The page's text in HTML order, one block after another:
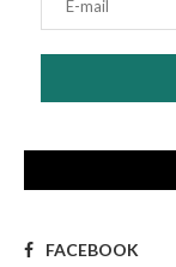
FACEBOOK